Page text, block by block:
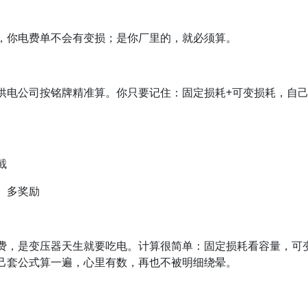
电费单不会有变损；是你厂里的，就必须算。
公司按铭牌精准算。你只要记住：固定损耗+可变损耗，自己
多奖励
是变压器天生就要吃电。计算很简单：固定损耗看容量，可
公式算一遍，心里有数，再也不被明细绕晕。